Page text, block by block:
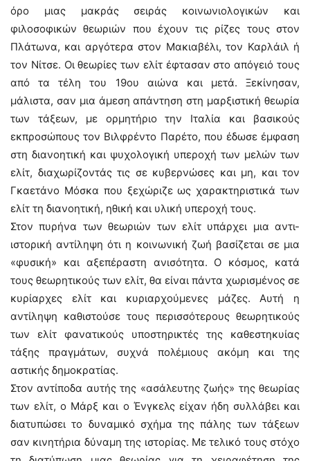
όρο μιας μακράς σειράς κοινωνιολογικών και
φιλοσοφικών θεωριών που έχουν τις ρίζες τους στον
Πλάτωνα, και αργότερα στον Μακιαβέλι, τον Καρλάιλ ή
τον Νίτσε. Οι θεωρίες των ελίτ έφτασαν στο απόγειό τους
από τα τέλη του 19ου αιώνα και μετά. Ξεκίνησαν,
μάλιστα, σαν μια άμεση απάντηση στη μαρξιστική θεωρία
των τάξεων, με ορμητήριο την Ιταλία και βασικούς
εκπροσώπους τον Βιλφρέντο Παρέτο, που έδωσε έμφαση
στη διανοητική και ψυχολογική υπεροχή των μελών των
ελίτ, διαχωρίζοντάς τις σε κυβερνώσες και μη, και τον
Γκαετάνο Μόσκα που ξεχώριζε ως χαρακτηριστικά των
ελίτ τη διανοητική, ηθική και υλική υπεροχή τους.
Στον πυρήνα των θεωριών των ελίτ υπάρχει μια αντι-
ιστορική αντίληψη ότι η κοινωνική ζωή βασίζεται σε μια
«φυσική» και αξεπέραστη ανισότητα. Ο κόσμος, κατά
τους θεωρητικούς των ελίτ, θα είναι πάντα χωρισμένος σε
κυρίαρχες ελίτ και κυριαρχούμενες μάζες. Αυτή η
αντίληψη καθιστούσε τους περισσότερους θεωρητικούς
των ελίτ φανατικούς υποστηρικτές της καθεστηκυίας
τάξης πραγμάτων, συχνά πολέμιους ακόμη και της
αστικής δημοκρατίας.
Στον αντίποδα αυτής της «ασάλευτης ζωής» της θεωρίας
των ελίτ, ο Μάρξ και ο Ένγκελς είχαν ήδη συλλάβει και
διατυπώσει το δυναμικό σχήμα της πάλης των τάξεων
σαν κινητήρια δύναμη της ιστορίας. Με τελικό τους στόχο